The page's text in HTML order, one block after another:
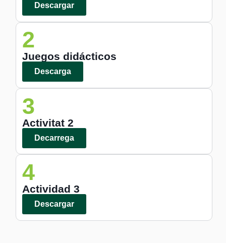
Descargar
2
Juegos didácticos
Descarga
3
Activitat 2
Decarrega
4
Actividad 3
Descargar